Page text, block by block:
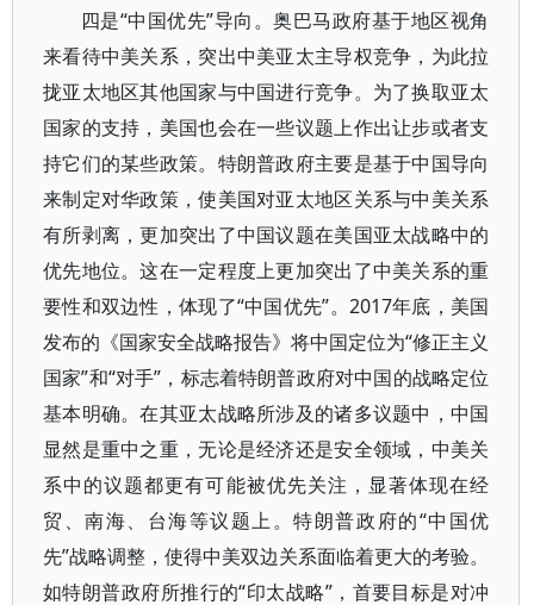
四是“中国优先”导向。奥巴马政府基于地区视角
来看待中美关系，突出中美亚太主导权竞争，为此拉
拢亚太地区其他国家与中国进行竞争。为了换取亚太
国家的支持，美国也会在一些议题上作出让步或者支
持它们的某些政策。特朗普政府主要是基于中国导向
来制定对华政策，使美国对亚太地区关系与中美关系
有所剥离，更加突出了中国议题在美国亚太战略中的
优先地位。这在一定程度上更加突出了中美关系的重
要性和双边性，体现了“中国优先”。2017年底，美国
发布的《国家安全战略报告》将中国定位为“修正主义
国家”和“对手”，标志着特朗普政府对中国的战略定位
基本明确。在其亚太战略所涉及的诸多议题中，中国
显然是重中之重，无论是经济还是安全领域，中美关
系中的议题都更有可能被优先关注，显著体现在经
贸、南海、台海等议题上。特朗普政府的“中国优
先”战略调整，使得中美双边关系面临着更大的考验。
如特朗普政府所推行的“印太战略”，首要目标是对冲